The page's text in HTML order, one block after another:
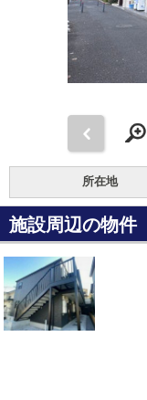
所在地
施設周辺の物件